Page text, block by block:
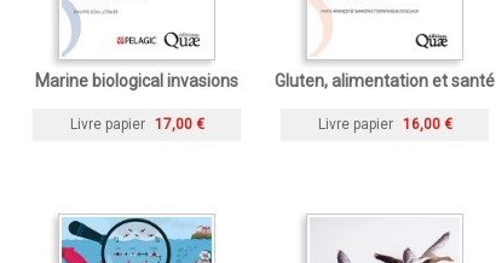
Marine biological invasions
Livre papier 17,00 €
Gluten, alimentation et santé
Livre papier 16,00 €